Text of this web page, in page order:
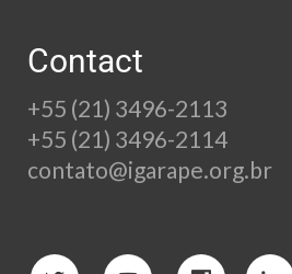
Contact
+55 (21) 3496-2113
+55 (21) 3496-2114
contato@igarape.org.br